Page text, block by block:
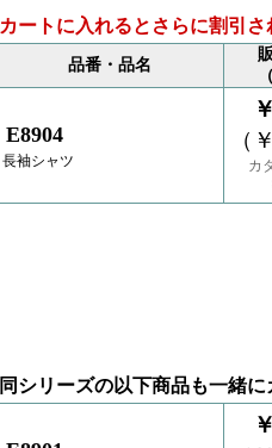
カートに入れるとさらに割引さ
品番・品名
E8904
長袖シャツ
（
カ
同シリーズの以下商品も一緒に